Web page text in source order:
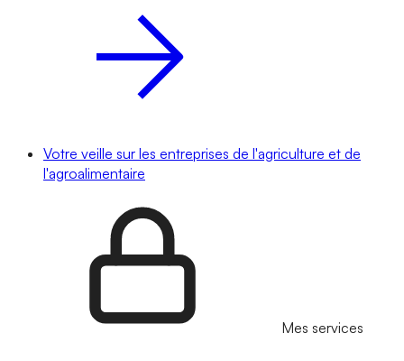
Votre veille sur les entreprises de l'agriculture et de
l'agroalimentaire
Mes services